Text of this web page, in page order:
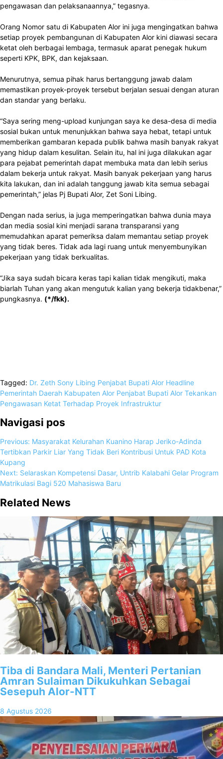
pengawasan dan pelaksanaannya,” tegasnya.
Orang Nomor satu di Kabupaten Alor ini juga mengingatkan bahwa
setiap proyek pembangunan di Kabupaten Alor kini diawasi secara
ketat oleh berbagai lembaga, termasuk aparat penegak hukum
seperti KPK, BPK, dan kejaksaan.
Menurutnya, semua pihak harus bertanggung jawab dalam
memastikan proyek-proyek tersebut berjalan sesuai dengan aturan
dan standar yang berlaku.
“Saya sering meng-upload kunjungan saya ke desa-desa di media
sosial bukan untuk menunjukkan bahwa saya hebat, tetapi untuk
memberikan gambaran kepada publik bahwa masih banyak rakyat
yang hidup dalam kesulitan. Selain itu, hal ini juga dilakukan agar
para pejabat pemerintah dapat membuka mata dan lebih serius
dalam bekerja untuk rakyat. Masih banyak pekerjaan yang harus
kita lakukan, dan ini adalah tanggung jawab kita semua sebagai
pemerintah,” jelas Pj Bupati Alor, Zet Soni Libing.
Dengan nada serius, ia juga memperingatkan bahwa dunia maya
dan media sosial kini menjadi sarana transparansi yang
memudahkan aparat pemeriksa dalam memantau setiap proyek
yang tidak beres. Tidak ada lagi ruang untuk menyembunyikan
pekerjaan yang tidak berkualitas.
“Jika saya sudah bicara keras tapi kalian tidak mengikuti, maka
biarlah Tuhan yang akan mengutuk kalian yang bekerja tidakbenar,”
pungkasnya. (*/fkk).
Tagged: Dr. Zeth Sony Libing Penjabat Bupati Alor Headline
Pemerintah Daerah Kabupaten Alor Penjabat Bupati Alor Tekankan
Pengawasan Ketat Terhadap Proyek Infrastruktur
Navigasi pos
Previous: Masyarakat Kelurahan Kuanino Harap Jeriko-Adinda
Tertibkan Parkir Liar Yang Tidak Beri Kontribusi Untuk PAD Kota
Kupang
Next: Selaraskan Kompetensi Dasar, Untrib Kalabahi Gelar Program
Matrikulasi Bagi 520 Mahasiswa Baru
Related News
Tiba di Bandara Mali, Menteri Pertanian
Amran Sulaiman Dikukuhkan Sebagai
Sesepuh Alor-NTT
8 Agustus 2026